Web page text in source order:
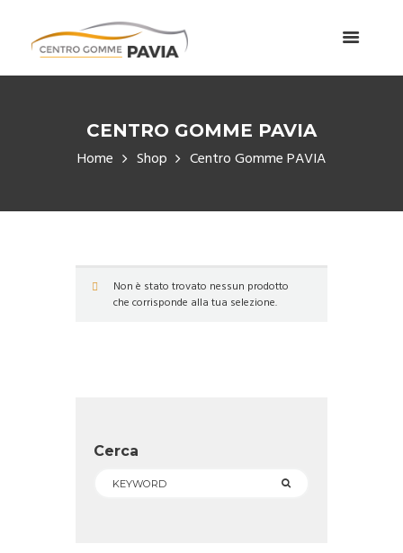
CENTRO GOMME PAVIA
Home Shop Centro Gomme PAVIA
Non è stato trovato nessun prodotto
che corrisponde alla tua selezione.
Cerca